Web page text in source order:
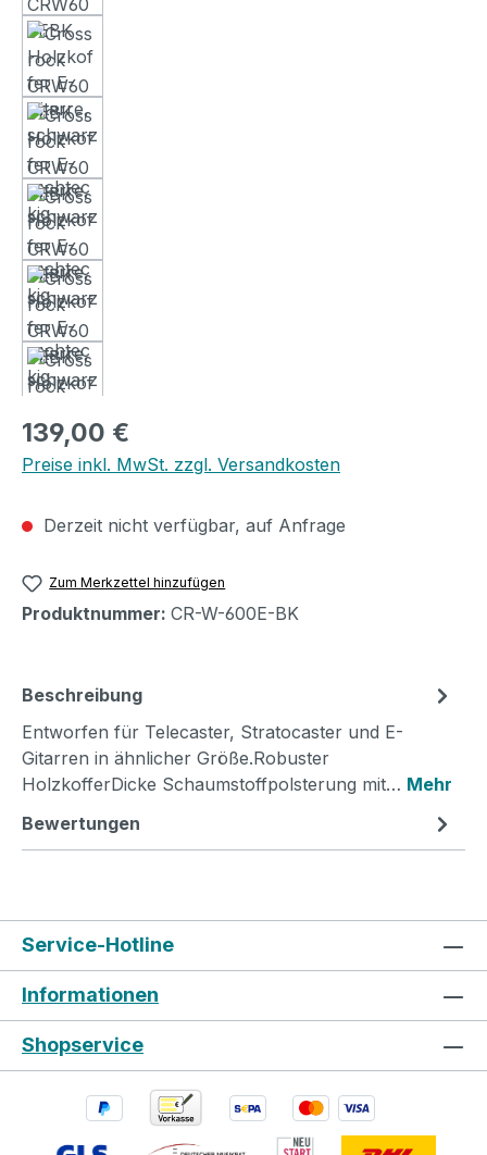
Regulärer Preis:
139,00 €
Preise inkl. MwSt. zzgl. Versandkosten
Derzeit nicht verfügbar, auf Anfrage
Zum Merkzettel hinzufügen
Produktnummer: CR-W-600E-BK
Beschreibung
Entworfen für Telecaster, Stratocaster und E-
Gitarren in ähnlicher Größe.Robuster
HolzkofferDicke Schaumstoffpolsterung mit… Mehr
Bewertungen
Service-Hotline
Informationen
Shopservice